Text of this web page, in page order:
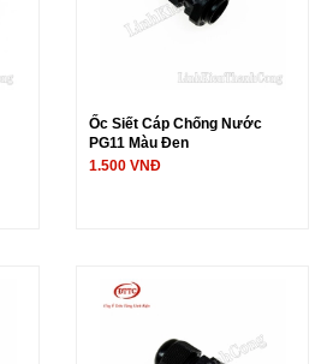
Ốc Siết Cáp Chống Nước
PG11 Màu Đen
1.500 VNĐ